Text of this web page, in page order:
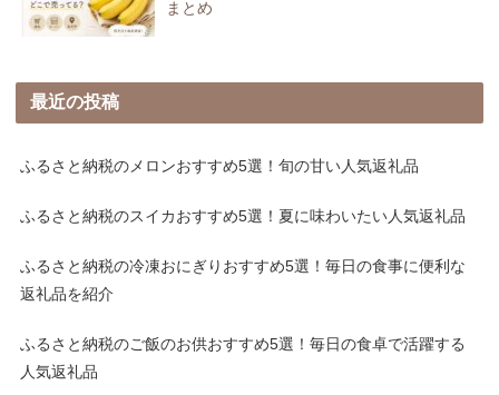
まとめ
最近の投稿
ふるさと納税のメロンおすすめ5選！旬の甘い人気返礼品
ふるさと納税のスイカおすすめ5選！夏に味わいたい人気返礼品
ふるさと納税の冷凍おにぎりおすすめ5選！毎日の食事に便利な
返礼品を紹介
ふるさと納税のご飯のお供おすすめ5選！毎日の食卓で活躍する
人気返礼品